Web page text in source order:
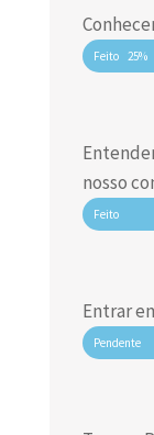
Feito 25%
nosso
Feito
Entrar
Pendente